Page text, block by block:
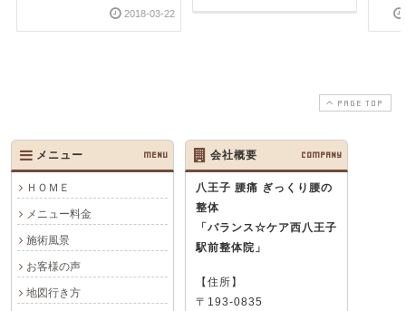
2018-03-22
PAGE TOP
メニュー MENU
ＨＯＭＥ
メニュー料金
施術風景
お客様の声
地図行き方
会社概要 COMPANY
八王子 腰痛 ぎっくり腰の
整体
「バランス☆ケア西八王子
駅前整体院」
【住所】
〒193-0835